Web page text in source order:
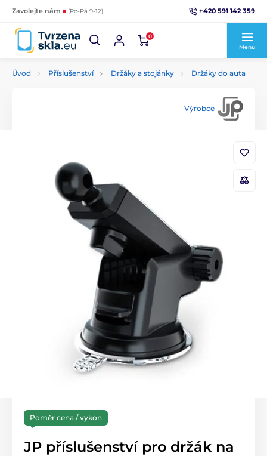
Zavolejte nám (Po-Pá 9-12) +420 591 142 359
0
Menu
Úvod Příslušenství Držáky a stojánky Držáky do auta
Výrobce
Poměr cena / vykon
JP příslušenství pro držák na